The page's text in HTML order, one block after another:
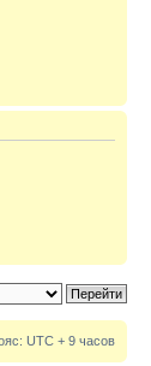
UTC + 9 часов